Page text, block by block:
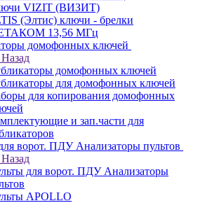
VIZIT (ВИЗИТ)
(Элтис) ключи - брелки
13,56 МГц
домофонных ключей
Назад
домофонных ключей
для домофонных ключей
для копирования домофонных
и зап.части для
ворот. ПДУ Анализаторы пультов
Назад
для ворот. ПДУ Анализаторы
APOLLO